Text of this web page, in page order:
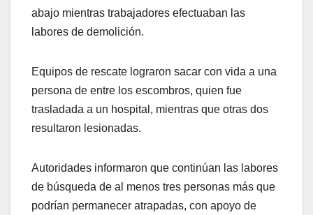
abajo mientras trabajadores efectuaban las
labores de demolición.
Equipos de rescate lograron sacar con vida a una
persona de entre los escombros, quien fue
trasladada a un hospital, mientras que otras dos
resultaron lesionadas.
Autoridades informaron que continúan las labores
de búsqueda de al menos tres personas más que
podrían permanecer atrapadas, con apoyo de